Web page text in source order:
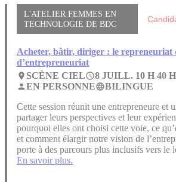
L'ATELIER FEMMES EN
TECHNOLOGIE DE BDC
Acheter, bâtir, diriger : le repreneuriat
d’entrepreneuriat
place SCÈNE CIELaccess_time8 JUILL. 10 H 40
personEN PERSONNElanguageBILINGUE
Cette session réunit une entrepreneure et
partager leurs perspectives et leur
pourquoi elles ont choisi cette voie, ce
et comment élargir notre vision de
porte à des parcours plus inclusifs vers le
En savoir plus.